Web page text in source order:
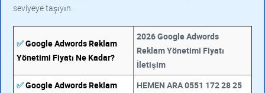
seviyeye taşıyın.
✅Google Adwords Reklam
Yönetimi Fiyatı Ne Kadar?
2026 Google Adwords
Reklam Yönetimi Fiyatı
İletişim
✅Google Adwords Reklam
HEMEN ARA 0551 172 28 25